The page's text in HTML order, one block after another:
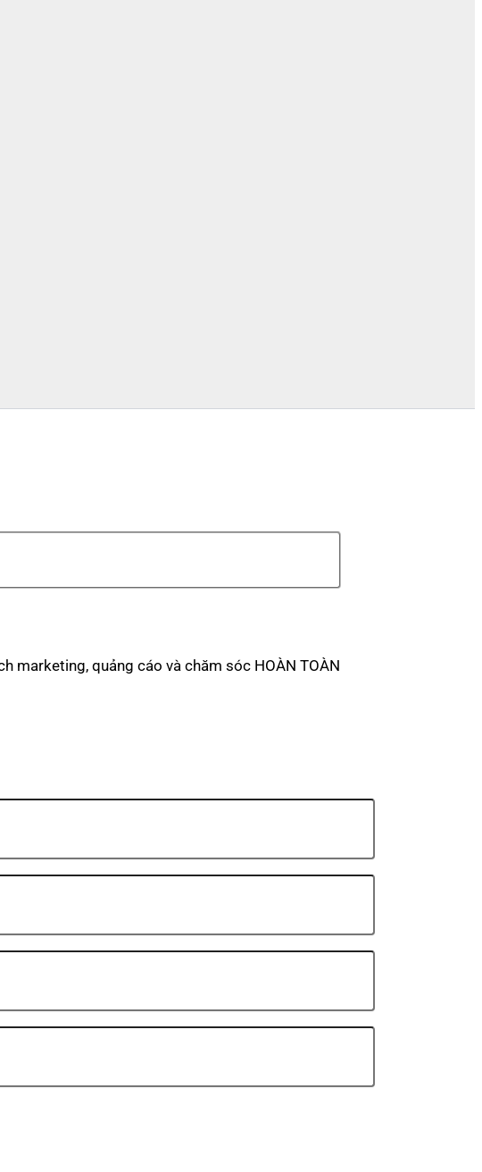
marketing, quảng cáo và chăm sóc HOÀN TOÀN